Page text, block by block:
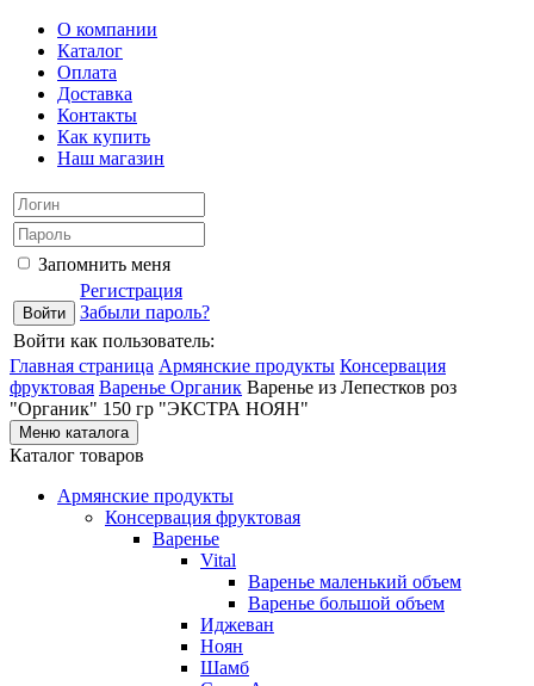
О компании
Каталог
Оплата
Доставка
Контакты
Как купить
Наш магазин
Запомнить меня
Регистрация
Забыли пароль?
Войти как пользователь:
Главная страница Армянские продукты Консервация
фруктовая Варенье Органик Варенье из Лепестков роз
"Органик" 150 гр "ЭКСТРА НОЯН"
Меню каталога
Каталог товаров
Армянские продукты
Консервация фруктовая
Варенье
Vital
Варенье маленький объем
Варенье большой объем
Иджеван
Ноян
Шамб